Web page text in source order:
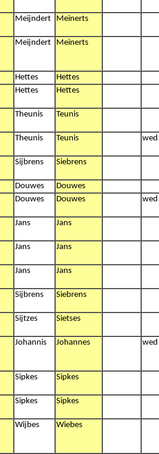
Meijndert Meinerts
Meijndert Meinerts
Hettes
Hettes
Hettes Hettes
Theunis Teunis
Theunis Teunis wed
Sijbrens Siebrens
Douwes
Douwes
Douwes Douwes wed
Jans Jans
Jans Jans
Jans Jans
Sijbrens Siebrens
Sijtzes Sietses
Johannis Johannes wed
Sipkes Sipkes
Sipkes Sipkes
Wijbes Wiebes